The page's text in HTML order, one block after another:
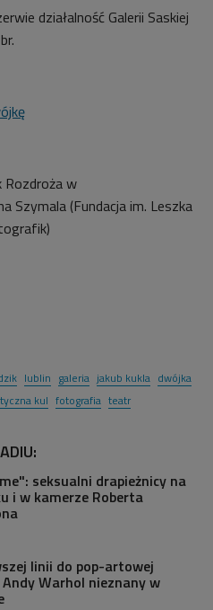
działalność Galerii Saskiej
br.
Rozdroża w
Szymala (Fundacja im. Leszka
lublin galeria jakub kukla dwójka
kul fotografia teatr
seksualni drapieżnicy na
i w kamerze Roberta
linii do pop-artowej
Warhol nieznany w